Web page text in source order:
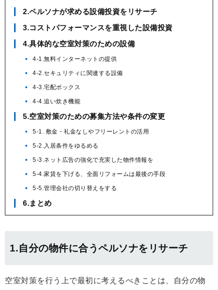
2.ペルソナが求める設備投資をリサーチ
3.コストパフォーマンスを重視した設備投資
4.具体的な空室対策のための設備
4-1.無料インターネットの提供
4-2.セキュリティに関連する設備
4-3.宅配ボックス
4-4.追い炊き機能
5.空室対策のための募集方法や条件の変更
5-1. 敷金・礼金なしやフリーレントの活用
5-2.入居条件をゆるめる
5-3.ネット広告の強化で充実した物件情報を
5-4.家賃を下げる、全面リフォームは最後の手段
5-5.管理会社の切り替えをする
6.まとめ
1.自分の物件に合うペルソナをリサーチ
空室対策を行う上で最初に考えるべきことは、自分の物